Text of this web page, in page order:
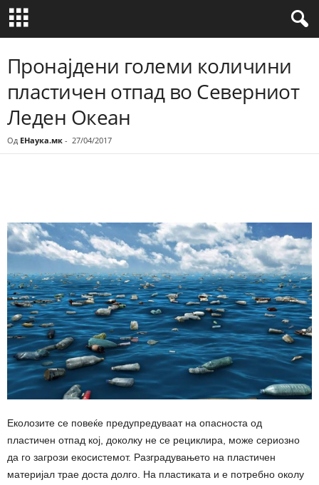
Пронајдени големи количини
пластичен отпад во Северниот
Леден Океан
Од ЕНаука.мк - 27/04/2017
Еколозите се повеќе предупредуваат на опасноста од
пластичен отпад кој, доколку не се рециклира, може сериозно
да го загрози екосистемот. Разградувањето на пластичен
материјал трае доста долго. На пластиката и е потребно околу